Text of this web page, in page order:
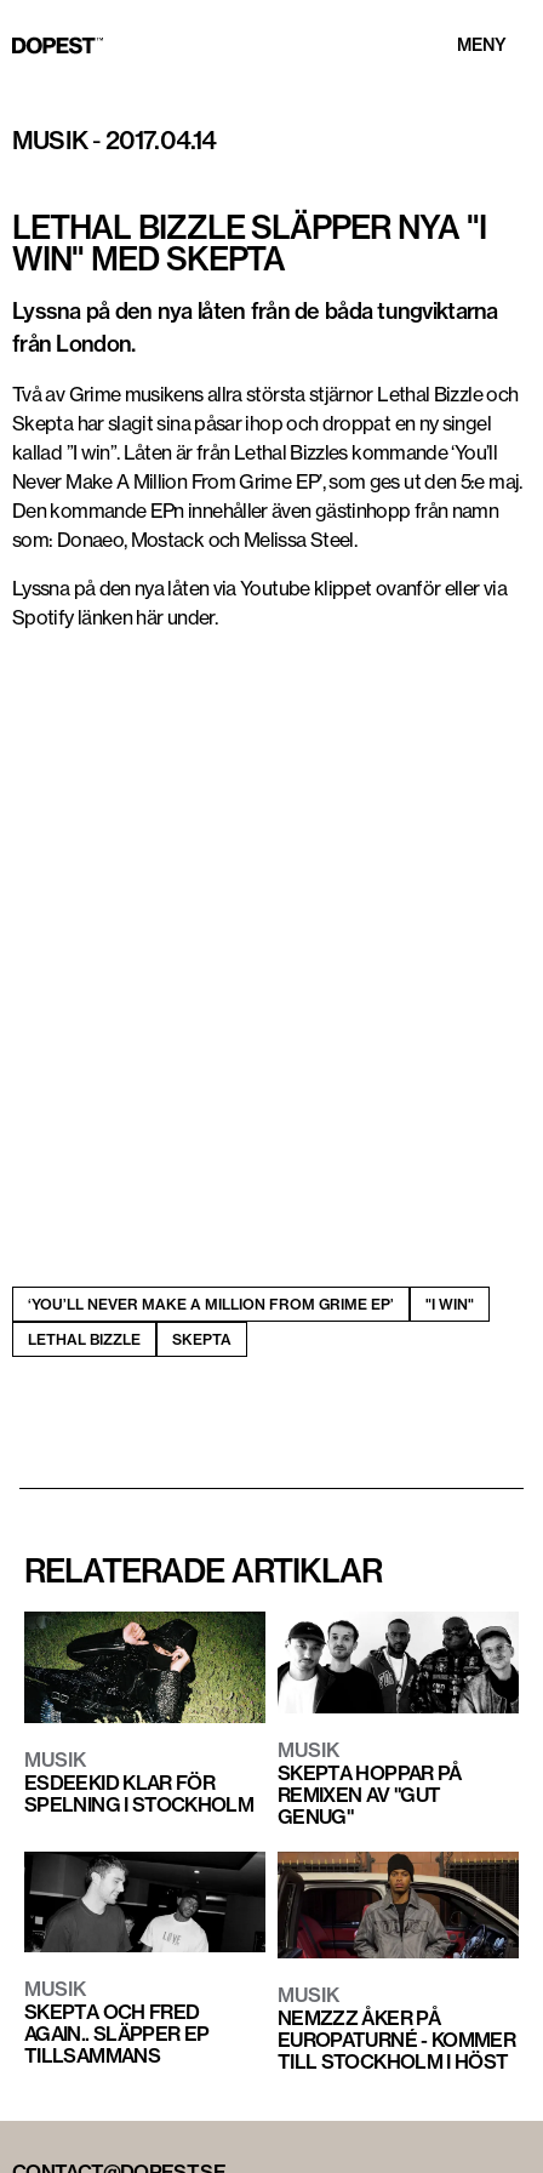
MENY
MUSIK-2017.04.14
LETHAL BIZZLE SLÄPPER NYA "I
WIN" MED SKEPTA
Lyssna på den nya låten från de båda tungviktarna
från London.
Två av Grime musikens allra största stjärnor Lethal Bizzle och
Skepta har slagit sina påsar ihop och droppat en ny singel
kallad ”I win”. Låten är från Lethal Bizzles kommande ‘You’ll
Never Make A Million From Grime EP’, som ges ut den 5:e maj.
Den kommande EPn innehåller även gästinhopp från namn
som: Donaeo, Mostack och Melissa Steel.
Lyssna på den nya låten via Youtube klippet ovanför eller via
Spotify länken här under.
‘YOU’LL NEVER MAKE A MILLION FROM GRIME EP’
"I WIN"
LETHAL BIZZLE
SKEPTA
RELATERADE ARTIKLAR
MUSIK
ESDEEKID KLAR FÖR
SPELNING I STOCKHOLM
MUSIK
SKEPTA HOPPAR PÅ
REMIXEN AV "GUT
GENUG"
MUSIK
SKEPTA OCH FRED
AGAIN.. SLÄPPER EP
TILLSAMMANS
MUSIK
NEMZZZ ÅKER PÅ
EUROPATURNÉ - KOMMER
TILL STOCKHOLM I HÖST